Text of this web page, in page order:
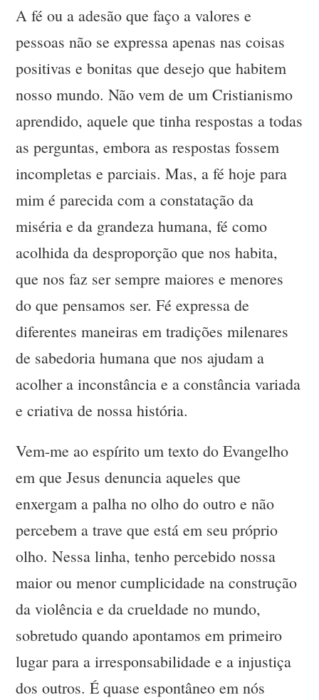
A fé ou a adesão que faço a valores e
pessoas não se expressa apenas nas coisas
positivas e bonitas que desejo que habitem
nosso mundo. Não vem de um Cristianismo
aprendido, aquele que tinha respostas a todas
as perguntas, embora as respostas fossem
incompletas e parciais. Mas, a fé hoje para
mim é parecida com a constatação da
miséria e da grandeza humana, fé como
acolhida da desproporção que nos habita,
que nos faz ser sempre maiores e menores
do que pensamos ser. Fé expressa de
diferentes maneiras em tradições milenares
de sabedoria humana que nos ajudam a
acolher a inconstância e a constância variada
e criativa de nossa história.
Vem-me ao espírito um texto do Evangelho
em que Jesus denuncia aqueles que
enxergam a palha no olho do outro e não
percebem a trave que está em seu próprio
olho. Nessa linha, tenho percebido nossa
maior ou menor cumplicidade na construção
da violência e da crueldade no mundo,
sobretudo quando apontamos em primeiro
lugar para a irresponsabilidade e a injustiça
dos outros. É quase espontâneo em nós